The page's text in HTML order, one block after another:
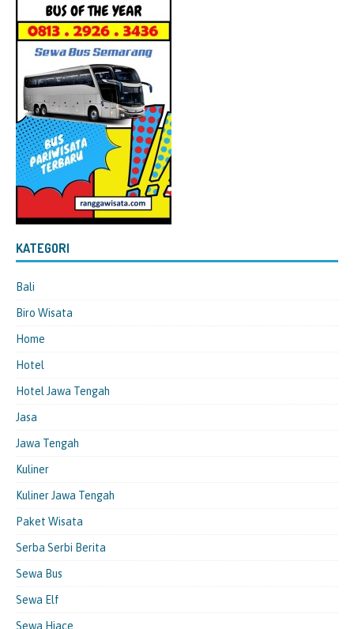
KATEGORI
Bali
Biro Wisata
Home
Hotel
Hotel Jawa Tengah
Jasa
Jawa Tengah
Kuliner
Kuliner Jawa Tengah
Paket Wisata
Serba Serbi Berita
Sewa Bus
Sewa Elf
Sewa Hiace